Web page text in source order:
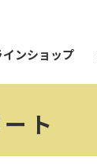
インショップ
ト